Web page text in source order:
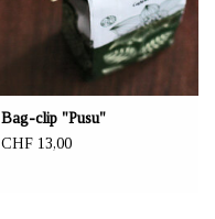
Bag-clip "Pusu"
CHF 13,00